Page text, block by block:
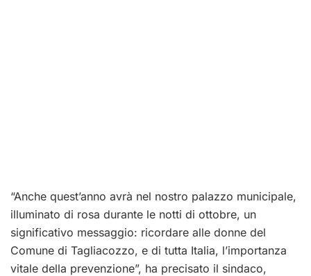
“Anche quest’anno avrà nel nostro palazzo municipale,
illuminato di rosa durante le notti di ottobre, un
significativo messaggio: ricordare alle donne del
Comune di Tagliacozzo, e di tutta Italia, l’importanza
vitale della prevenzione”, ha precisato il sindaco,